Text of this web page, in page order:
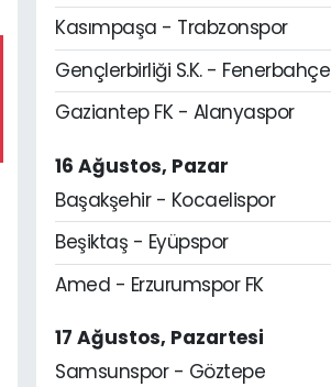
Kasımpaşa - Trabzonspor
Gençlerbirliği S.K. - Fenerbahçe
Gaziantep FK - Alanyaspor
16 Ağustos, Pazar
Başakşehir - Kocaelispor
Beşiktaş - Eyüpspor
Amed - Erzurumspor FK
17 Ağustos, Pazartesi
Samsunspor - Göztepe